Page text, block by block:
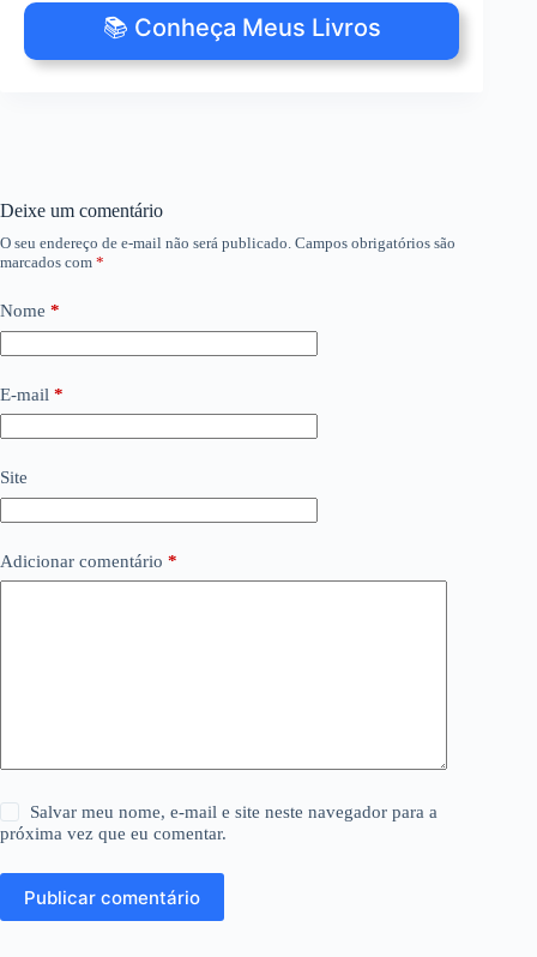
📚 Conheça Meus Livros
Deixe um comentário
O seu endereço de e-mail não será publicado. Campos obrigatórios são
marcados com *
Nome *
E-mail *
Site
Adicionar comentário *
Salvar meu nome, e-mail e site neste navegador para a
próxima vez que eu comentar.
Publicar comentário